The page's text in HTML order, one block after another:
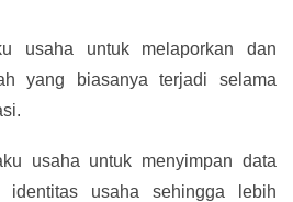
usaha untuk melaporkan dan
yang biasanya terjadi selama
usaha untuk menyimpan data
identitas usaha sehingga lebih